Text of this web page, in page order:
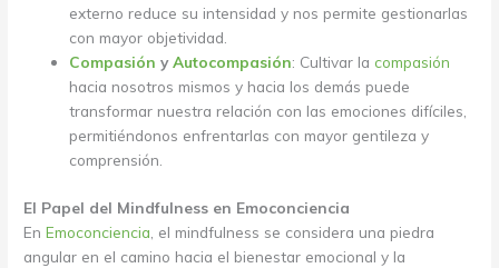
externo reduce su intensidad y nos permite gestionarlas
con mayor objetividad.
Compasión yAutocompasión: Cultivar la compasión
hacia nosotros mismos y hacia los demás puede
transformar nuestra relación con las emociones difíciles,
permitiéndonos enfrentarlas con mayor gentileza y
comprensión.
El Papel del Mindfulness en Emoconciencia
EnEmoconciencia, el mindfulness se considera una piedra
angular en el camino hacia el bienestar emocional y la